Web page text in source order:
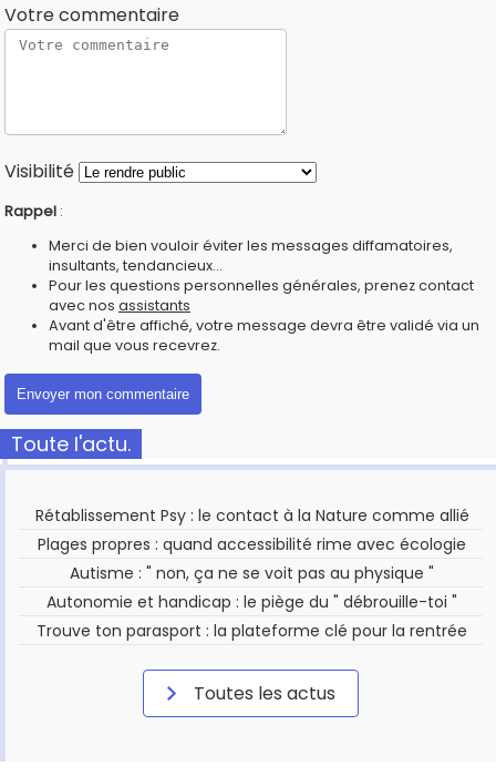
Votre commentaire
Visibilité
Rappel :
Merci de bien vouloir éviter les messages diffamatoires,
insultants, tendancieux...
Pour les questions personnelles générales, prenez contact
avec nos assistants
Avant d'être affiché, votre message devra être validé via un
mail que vous recevrez.
Toute l'actu.
Rétablissement Psy : le contact à la Nature comme allié
Plages propres : quand accessibilité rime avec écologie
Autisme : " non, ça ne se voit pas au physique "
Autonomie et handicap : le piège du " débrouille-toi "
Trouve ton parasport : la plateforme clé pour la rentrée
Toutes les actus